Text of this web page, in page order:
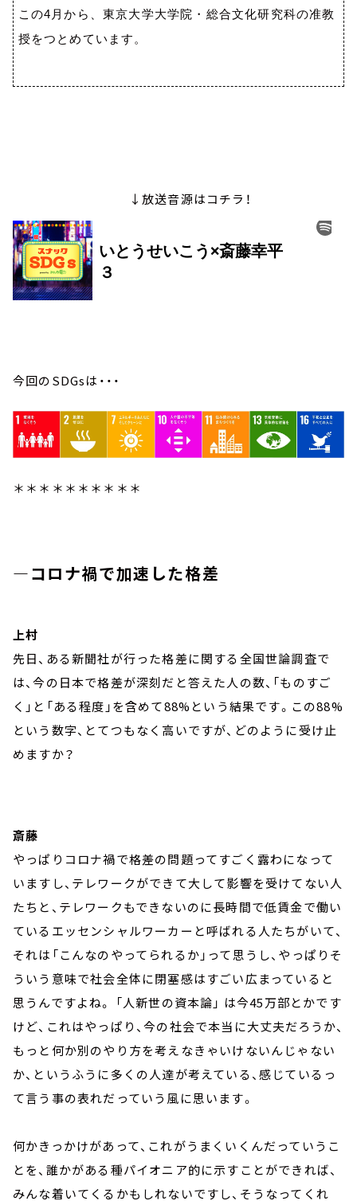
この4 月から、東京大学大学院・総合文化研究科の准教
授をつとめています。
↓放送音源はコチラ！
今回のSDGsは・・・
＊＊＊＊＊＊＊＊＊＊
―コロナ禍で加速した格差
上村
先日、ある新聞社が行った格差に関する全国世論調査で
は、今の日本で格差が深刻だと答えた人の数、「ものすご
く」と「ある程度」を含めて88%という結果です。この88%
という数字、とてつもなく高いですが、どのように受け止
めますか？
斎藤
やっぱりコロナ禍で格差の問題ってすごく露わになって
いますし、テレワークができて大して影響を受けてない人
たちと、テレワークもできないのに長時間で低賃金で働い
ているエッセンシャルワーカーと呼ばれる人たちがいて、
それは「こんなのやってられるか」って思うし、やっぱりそ
ういう意味で社会全体に閉塞感はすごい広まっていると
思うんですよね。 「人新世の資本論」 は今45万部とかです
けど、これはやっぱり、今の社会で本当に大丈夫だろうか、
もっと何か別のやり方を考えなきゃいけないんじゃない
か、というふうに多くの人達が考えている、感じているっ
て言う事の表れだっていう風に思います。
何かきっかけがあって、これがうまくいくんだっていうこ
とを、誰かがある種パイオニア的に示すことができれば、
みんな着いてくるかもしれないですし、そうなってくれ